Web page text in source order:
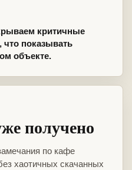
критичные
показывать
объекте.
получено
по кафе
хаотичных скачанных